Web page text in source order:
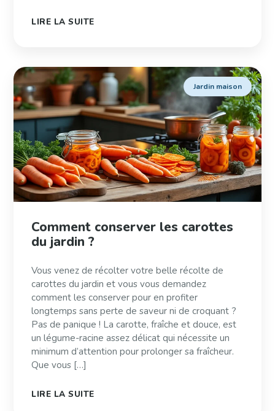
LIRE LA SUITE
Jardin maison
Comment conserver les carottes
du jardin ?
Vous venez de récolter votre belle récolte de
carottes du jardin et vous vous demandez
comment les conserver pour en profiter
longtemps sans perte de saveur ni de croquant ?
Pas de panique ! La carotte, fraîche et douce, est
un légume-racine assez délicat qui nécessite un
minimum d’attention pour prolonger sa fraîcheur.
Que vous […]
LIRE LA SUITE